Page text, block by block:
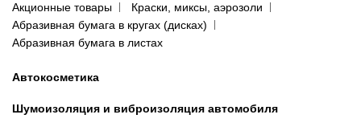
Акционные товары
Краски, миксы, аэрозоли
Абразивная бумага в кругах (дисках)
Абразивная бумага в листах
Автокосметика
Шумоизоляция и виброизоляция автомобиля